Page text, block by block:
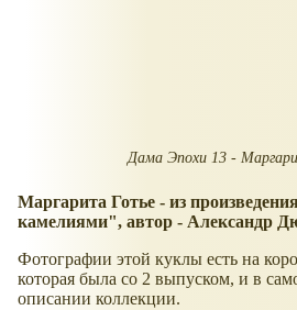
Дама Эпохи 13 -
Маргарита Готье - из
камелиями", автор - Александр
Фотографии этой куклы есть на
которая была со 2 выпуском, и в
описании коллекции.